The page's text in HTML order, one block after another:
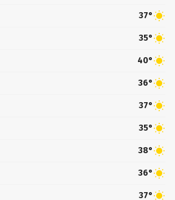
37°
35°
40°
36°
37°
35°
38°
36°
37°